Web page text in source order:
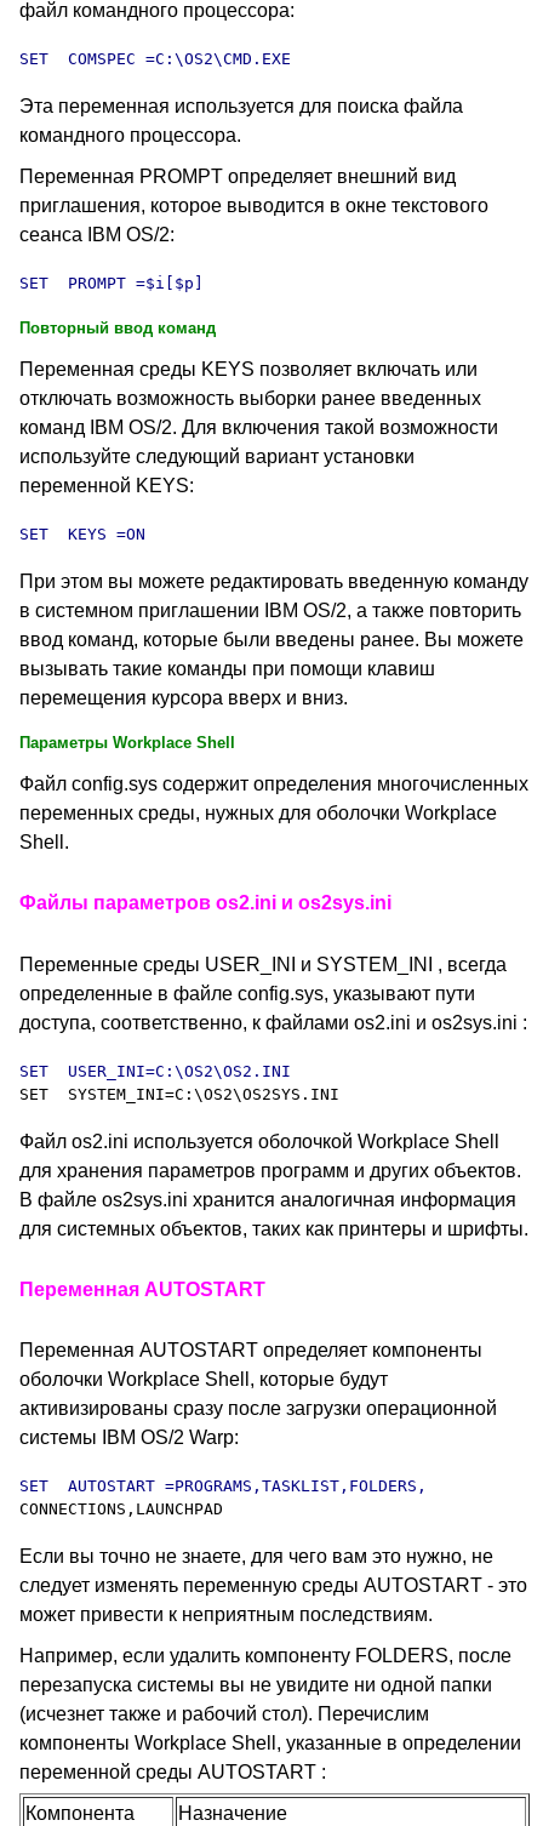
файл командного процессора:
SET  COMSPEC =C:\OS2\CMD.EXE
Эта переменная используется для поиска файла
командного процессора.
Переменная PROMPT определяет внешний вид
приглашения, которое выводится в окне текстового
сеанса IBM OS/2:
SET  PROMPT =$i[$p]
Повторный ввод команд
Переменная среды KEYS позволяет включать или
отключать возможность выборки ранее введенных
команд IBM OS/2. Для включения такой возможности
используйте следующий вариант установки
переменной KEYS:
SET  KEYS =ON
При этом вы можете редактировать введенную команду
в системном приглашении IBM OS/2, а также повторить
ввод команд, которые были введены ранее. Вы можете
вызывать такие команды при помощи клавиш
перемещения курсора вверх и вниз.
Параметры Workplace Shell
Файл config.sys содержит определения многочисленных
переменных среды, нужных для оболочки Workplace
Shell.
Файлы параметров os2.ini и os2sys.ini
Переменные среды USER_INI и SYSTEM_INI , всегда
определенные в файле config.sys, указывают пути
доступа, соответственно, к файлами os2.ini и os2sys.ini :
Файл os2.ini используется оболочкой Workplace Shell
для хранения параметров программ и других объектов.
В файле os2sys.ini хранится аналогичная информация
для системных объектов, таких как принтеры и шрифты.
Переменная AUTOSTART
Переменная AUTOSTART определяет компоненты
оболочки Workplace Shell, которые будут
активизированы сразу после загрузки операционной
системы IBM OS/2 Warp:
Если вы точно не знаете, для чего вам это нужно, не
следует изменять переменную среды AUTOSTART - это
может привести к неприятным последствиям.
Например, если удалить компоненту FOLDERS, после
перезапуска системы вы не увидите ни одной папки
(исчезнет также и рабочий стол). Перечислим
компоненты Workplace Shell, указанные в определении
переменной среды AUTOSTART :
Компонента
Назначение